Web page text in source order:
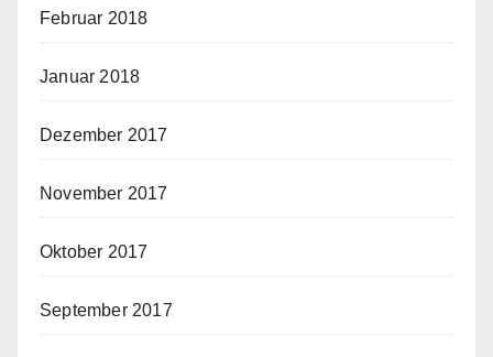
Februar 2018
Januar 2018
Dezember 2017
November 2017
Oktober 2017
September 2017